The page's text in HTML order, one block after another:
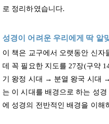
로 정리하였습니다.
성경이 어려운 우리에게 딱 알
이 책은 교구에서 오랫동안 신자
데 꼭 필요한 지도를 27장(구약
기 왕정 시대 → 분열 왕국 시대
는 이 시대를 배경으로 하는 성
에 성경의 전반적인 배경을 이해